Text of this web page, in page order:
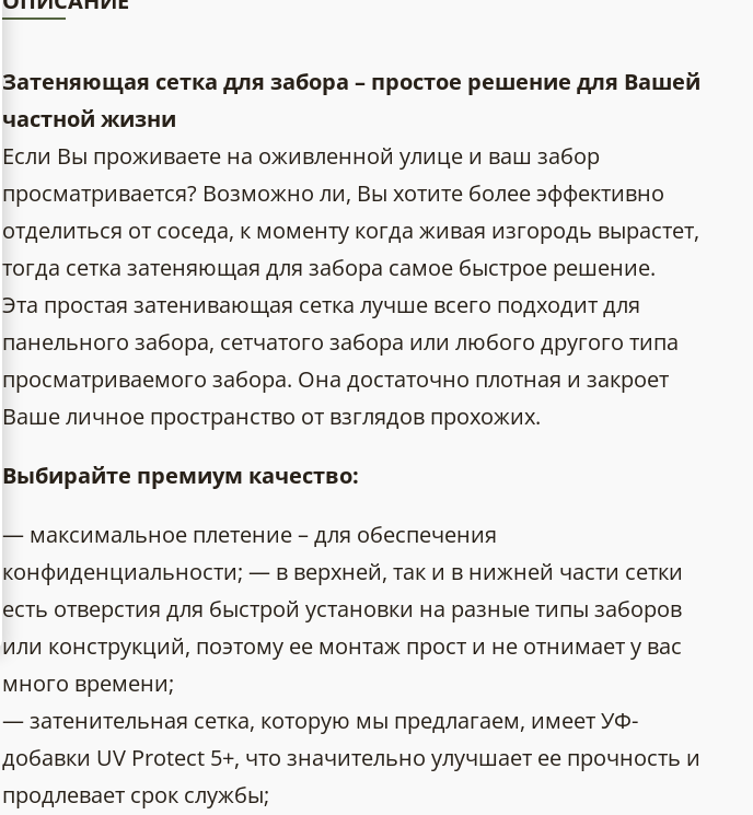
Затеняющая сетка для забора – простое решение для Вашей
частной жизни
Если Вы проживаете на оживленной улице и ваш забор
просматривается? Возможно ли, Вы хотите более эффективно
отделиться от соседа, к моменту когда живая изгородь вырастет,
тогда сетка затеняющая для забора самое быстрое решение.
Эта простая затенивающая сетка лучше всего подходит для
панельного забора, сетчатого забора или любого другого типа
просматриваемого забора. Она достаточно плотная и закроет
Ваше личное пространство от взглядов прохожих.
Выбирайте премиум качество:
— максимальное плетение – для обеспечения
конфиденциальности; — в верхней, так и в нижней части сетки
есть отверстия для быстрой установки на разные типы заборов
или конструкций, поэтому ее монтаж прост и не отнимает у вас
много времени;
— затенительная сетка, которую мы предлагаем, имеет УФ-
добавки UV Protect 5+, что значительно улучшает ее прочность и
продлевает срок службы;